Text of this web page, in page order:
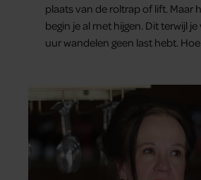
plaats van de roltrap of lift. Maar
begin je al met hijgen. Dit terwijl
uur wandelen geen last hebt.